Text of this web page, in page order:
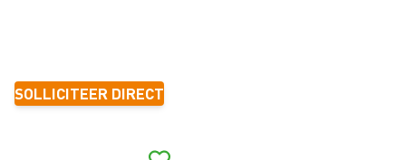
SOLLICITEER DIRECT